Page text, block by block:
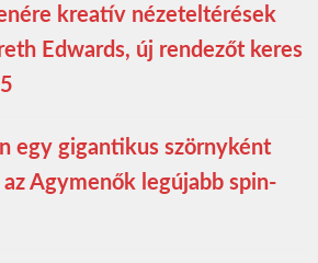
kreatív nézeteltérések
Edwards, új rendezőt keres
egy gigantikus szörnyként
Agymenők legújabb spin-